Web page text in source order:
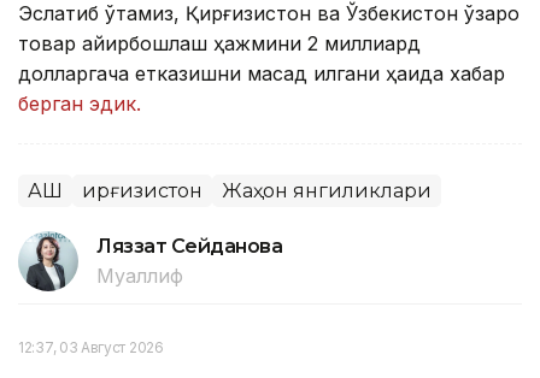
Эслатиб ўтамиз, Қирғизистон ва Ўзбекистон ўзаро
товар айирбошлаш ҳажмини 2 миллиард
долларгача етказишни мақсад қилгани ҳақида хабар
берган эдик.
АҚШ Қирғизистон Жаҳон янгиликлари
Ляззат Сейданова
Муаллиф
12:37, 03 Август 2026